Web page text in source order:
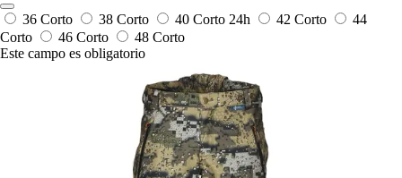
36 Corto 38 Corto 40 Corto 24h 42 Corto
44
Corto
46 Corto
48 Corto
Este campo es obligatorio